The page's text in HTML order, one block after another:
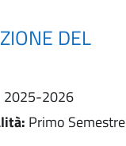
DEL
2025-2026
: Primo Semestre